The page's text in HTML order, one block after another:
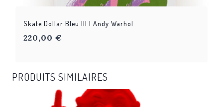
Skate Dollar Bleu III | Andy Warhol
220,00 €
PRODUITS SIMILAIRES